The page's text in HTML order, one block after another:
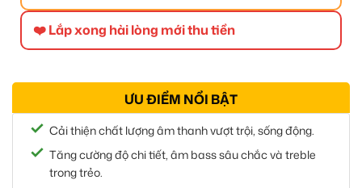
❤️ Lắp xong hài lòng mới thu tiền
ƯU ĐIỂM NỔI BẬT
Cải thiện chất lượng âm thanh vượt trội, sống động.
Tăng cường độ chi tiết, âm bass sâu chắc và treble
trong trẻo.